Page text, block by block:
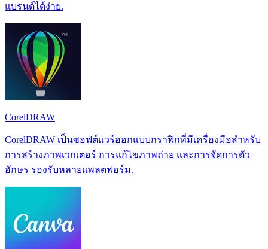
แบรนด์ได้ง่าย.
CorelDRAW
CorelDRAW เป็นซอฟต์แวร์ออกแบบกราฟิกที่มีเครื่องมือสำหรับ
การสร้างภาพเวกเตอร์ การแก้ไขภาพถ่าย และการจัดการตัว
อักษร รองรับหลายแพลตฟอร์ม.